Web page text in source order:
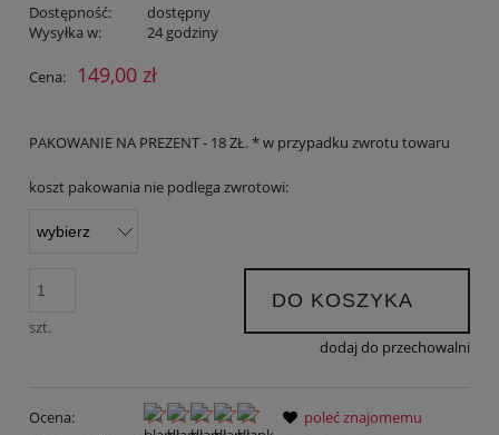
Dostępność:
dostępny
Wysyłka w:
24 godziny
Cena: 149,00 zł
PAKOWANIE NA PREZENT - 18 ZŁ. * w przypadku zwrotu towaru
koszt pakowania nie podlega zwrotowi:
szt.
DO KOSZYKA
dodaj do przechowalni
Ocena:
poleć znajomemu